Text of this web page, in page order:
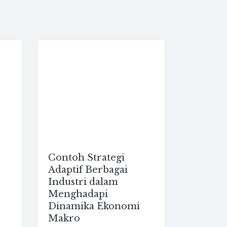
Contoh Strategi
Adaptif Berbagai
Industri dalam
Menghadapi
Dinamika Ekonomi
Makro